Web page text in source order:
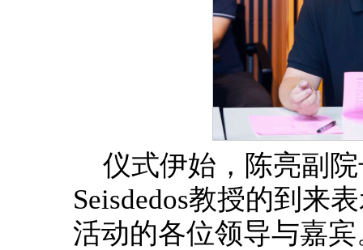
仪式伊始，陈亮副院
Seisdedos教授的到来
活动的各位领导与嘉